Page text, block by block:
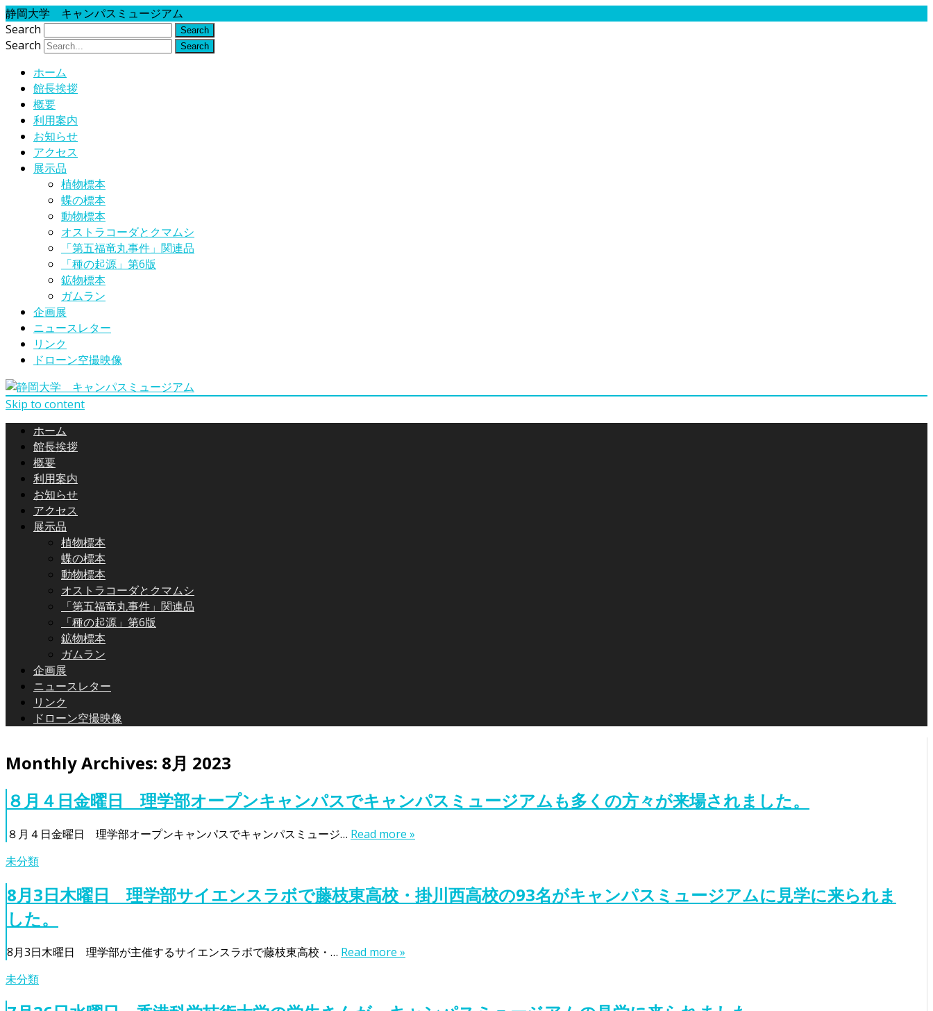
静岡大学 キャンパスミュージアム
Search
Search
ホーム
館長挨拶
概要
利用案内
お知らせ
アクセス
展示品
植物標本
蝶の標本
動物標本
オストラコーダとクマムシ
「第五福竜丸事件」関連品
「種の起源」第6版
鉱物標本
ガムラン
企画展
ニュースレター
リンク
ドローン空撮映像
Skip to content
ホーム
館長挨拶
概要
利用案内
お知らせ
アクセス
展示品
植物標本
蝶の標本
動物標本
オストラコーダとクマムシ
「第五福竜丸事件」関連品
「種の起源」第6版
鉱物標本
ガムラン
企画展
ニュースレター
リンク
ドローン空撮映像
Monthly Archives: 8月 2023
８月４日金曜日 理学部オープンキャンパスでキャンパスミュージアムも多くの方々が来場されました。
８月４日金曜日 理学部オープンキャンパスでキャンパスミュージ… Read more »
未分類
8月3日木曜日 理学部サイエンスラボで藤枝東高校・掛川西高校の93名がキャンパスミュージアムに見学に来られま
した。
8月3日木曜日 理学部が主催するサイエンスラボで藤枝東高校・… Read more »
未分類